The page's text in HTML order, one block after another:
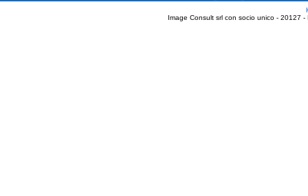
Image Consult srl con socio unico - 20127